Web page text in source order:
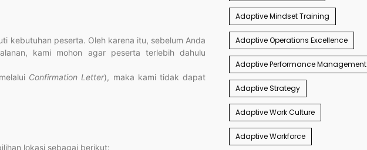
kebutuhan peserta. Oleh karena itu, sebelum Anda
kami mohon agar peserta terlebih dahulu
Confirmation Letter), maka kami tidak dapat
lokasi sebagai berikut:
Adaptive Mindset Training
Adaptive Operations Excellence
Adaptive Performance Management
Adaptive Strategy
Adaptive Work Culture
Adaptive Workforce